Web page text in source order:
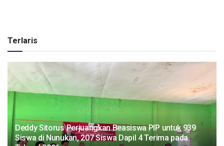
Terlaris
Deddy Sitorus Perjuangkan Beasiswa PIP untuk 939
Siswa di Nunukan, 207 Siswa Dapil 4 Terima pada